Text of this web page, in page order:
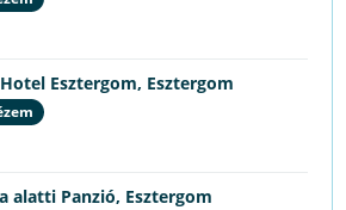
Esztergom, Esztergom
alatti Panzió, Esztergom